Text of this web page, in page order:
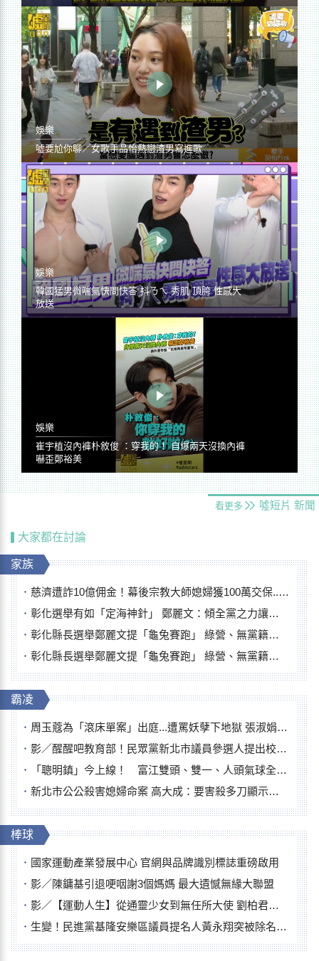
娛樂
噓要尬你聊／女歌手品怡熱戀渣男寫進歌
娛樂
韓國猛男微喘氣快問快答 抖ㄋㄟ 秀肌 頂胯 性感大
放送
娛樂
崔宇植沒內褲朴敘俊 ：穿我的！ 自爆兩天沒換內褲
嚇歪鄭裕美
看更多 噓短片 新聞
大家都在討論
家族
慈濟遭詐10億佣金！幕後宗教大師媳婦獲100萬交保...快步奔離不發一語
彰化選舉有如「定海神針」 鄭麗文：傾全黨之力讓彰化贏
彰化縣長選舉鄭麗文提「龜兔賽跑」 綠營、無黨籍忙否認是烏龜
彰化縣長選舉鄭麗文提「龜兔賽跑」 綠營、無黨籍忙否認是烏龜
霸凌
周玉蔻為「滾床單案」出庭...遭罵妖孽下地獄 張淑娟批：舌頭殺人有罪
影／醒醒吧教育部！民眾黨新北市議員參選人提出校園反毒防線升級政見
「聰明鎮」今上線！ 富江雙頭、雙一、人頭氣球全登場
新北市公公殺害媳婦命案 高大成：要害殺多刀顯示怨恨深
棒球
國家運動產業發展中心 官網與品牌識別標誌重磅啟用
影／陳鏞基引退哽咽謝3個媽媽 最大遺憾無緣大聯盟
影／【運動人生】從通靈少女到無任所大使 劉柏君女裁判人生國際發光
生變！民進黨基隆安樂區議員提名人黃永翔突被除名 將另提他人